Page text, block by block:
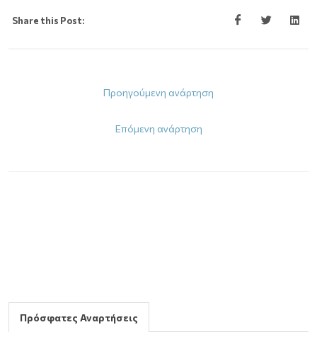
Share this Post:
Προηγούμενη ανάρτηση
Επόμενη ανάρτηση
Πρόσφατες Αναρτήσεις